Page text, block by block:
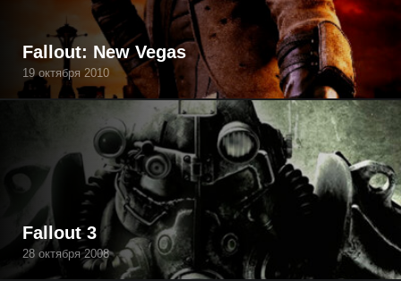
Fallout: New Vegas
19 октября 2010
Fallout 3
28 октября 2008